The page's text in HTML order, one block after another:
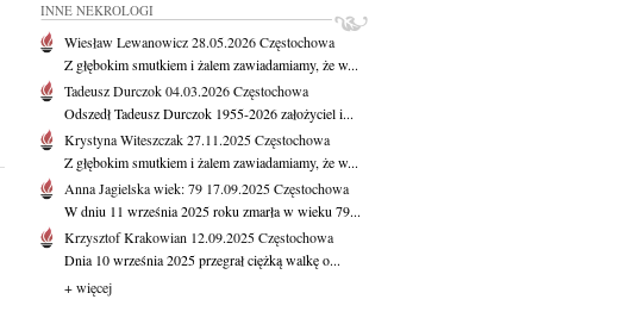
INNE NEKROLOGI
Wiesław Lewanowicz28.05.2026Częstochowa
Z głębokim smutkiem i żalem zawiadamiamy, że w...
Tadeusz Durczok04.03.2026Częstochowa
Odszedł Tadeusz Durczok 1955-2026 założyciel i...
Krystyna Witeszczak27.11.2025Częstochowa
Z głębokim smutkiem i żalem zawiadamiamy, że w...
Anna Jagielskawiek: 79 17.09.2025Częstochowa
W dniu 11 września 2025 roku zmarła w wieku 79...
Krzysztof Krakowian 12.09.2025Częstochowa
Dnia 10 września 2025 przegrał ciężką walkę o...
+ więcej